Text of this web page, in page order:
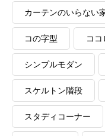
カーテンのいらない
コの字型 コ
シンプルモダン
スケルトン階段
スタディコーナー